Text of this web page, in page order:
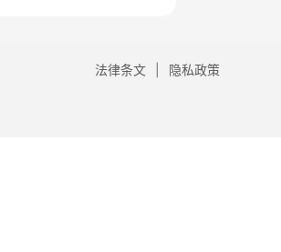
法律条文 隐私政策